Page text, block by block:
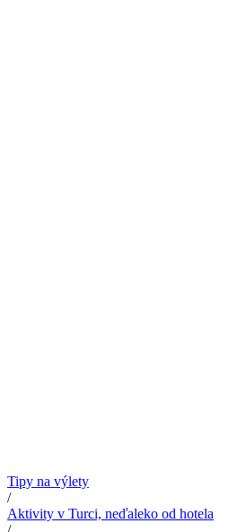
Tipy na výlety
/
Aktivity v Turci, neďaleko od hotela